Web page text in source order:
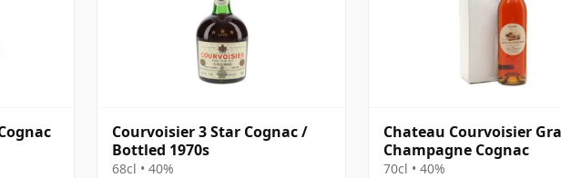
Courvoisier 3 Star Cognac /
Bottled 1970s
68cl • 40%
Chateau Courvoisier
Champagne Cognac
70cl • 40%